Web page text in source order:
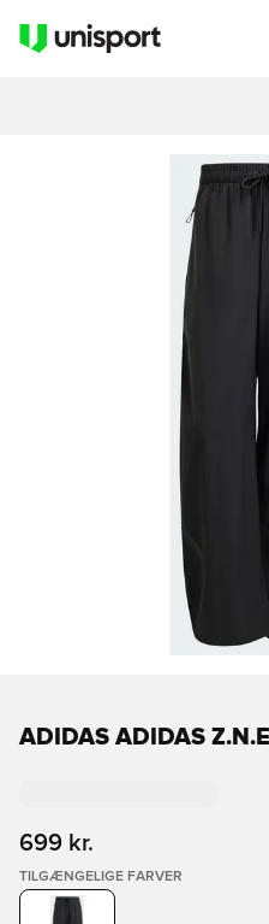
ADIDAS ADIDAS
699 kr.
TILGÆNGELIGE FARVER